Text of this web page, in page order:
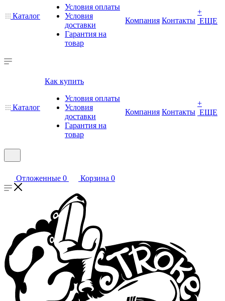
Каталог
Условия оплаты
Условия
доставки
Гарантия на
товар
Компания Контакты
+
ЕЩЕ
Каталог
Как купить
Условия оплаты
Условия
доставки
Гарантия на
товар
Компания Контакты
+
ЕЩЕ
Отложенные 0 Корзина 0